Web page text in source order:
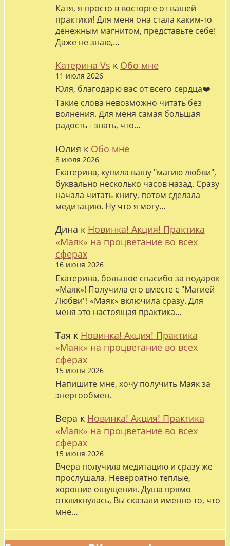
Катя, я просто в восторге от вашей
практики! Для меня она стала каким-то
денежным магнитом, представьте себе!
Даже не знаю,…
Катерина Vs к Обо мне
11 июля 2026
Юля, благодарю вас от всего сердца❤️
Такие слова невозможно читать без
волнения. Для меня самая большая
радость - знать, что…
Юлия к Обо мне
8 июля 2026
Екатерина, купила вашу "магию любви",
буквально несколько часов назад. Сразу
начала читать книгу, потом сделала
медитацию. Ну что я могу…
Дина к Новинка! Акция! Практика
«Маяк» на процветание во всех
сферах
16 июня 2026
Екатерина, большое спасибо за подарок
«Маяк»! Получила его вместе с "Магией
Любви"! «Маяк» включила сразу. Для
меня это настоящая практика…
Тая к Новинка! Акция! Практика
«Маяк» на процветание во всех
сферах
15 июня 2026
Напишите мне, хочу получить Маяк за
энергообмен.
Вера к Новинка! Акция! Практика
«Маяк» на процветание во всех
сферах
15 июня 2026
Вчера получила медитацию и сразу же
прослушала. Невероятно теплые,
хорошие ощущения. Душа прямо
откликнулась, Вы сказали именно то, что
мне…